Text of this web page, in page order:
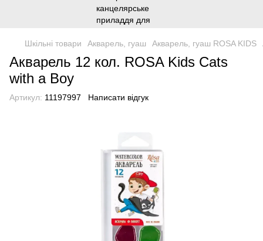
Шкільні товари Акварель, гуаш Акварель, гуаш ROSA KIDS
Акварель 12 кол. ROSA Kids Cats
with a Boy
Артикул: 11197997 Написати відгук